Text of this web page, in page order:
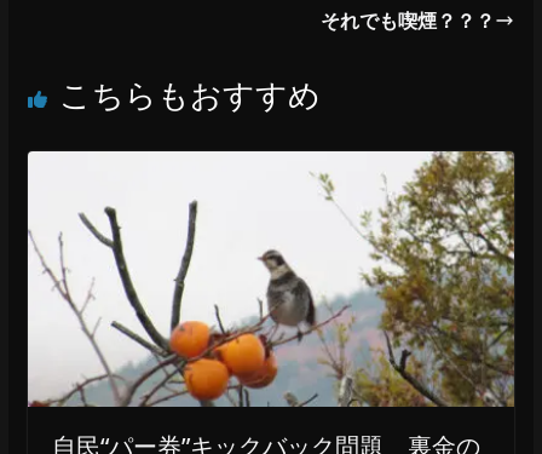
k
それでも喫煙？？？
こちらもおすすめ
自民“パー券”キックバック問題 裏金の